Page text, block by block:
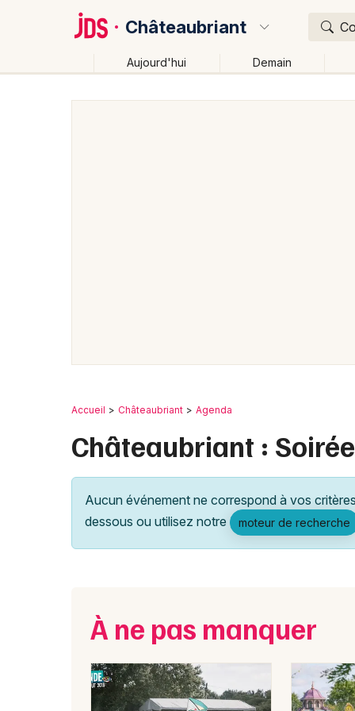
Châteaubriant
Aujourd'hui Demain
Accueil Châteaubriant Agenda
Châteaubriant :
Aucun événement ne correspond à vos
dessous ou utilisez notre
moteur de recherche
À ne pas manquer